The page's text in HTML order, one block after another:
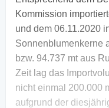
Kommission
und dem 06.11.2020
Sonnenblumenkerne
bzw. 94.737 mt aus
Zeit lag das
nicht einmal 200.000
aufgrund der